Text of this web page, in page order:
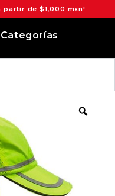
partir de $1,000 mxn!
Categorías